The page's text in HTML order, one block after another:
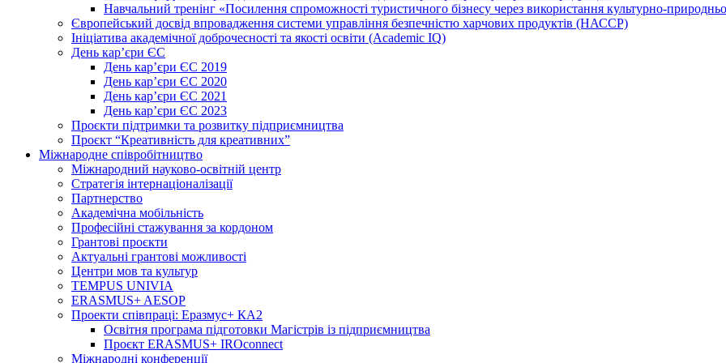
Навчальний тренінг «Посилення спроможності туристичного бізнесу через використання культурно-
Європейський досвід впровадження системи управління безпечністю харчових продуктів (НАССР)
Ініціатива академічної доброчесності та якості освіти (Academic IQ)
День кар’єри ЄС
День кар’єри ЄС 2019
День кар’єри ЄС 2020
День кар’єри ЄС 2021
День кар’єри ЄС 2023
Проєкти підтримки та розвитку підприємництва
Проєкт “Креативність для креативних”
Міжнародне співробітництво
Міжнародний науково-освітній центр
Стратегія інтернаціоналізації
Партнерство
Академічна мобільність
Професійні стажування за кордоном
Грантові проєкти
Актуальні грантові можливості
Центри мов та культур
TEMPUS UNIVIA
ERASMUS+ AESOP
Проекти співпраці: Еразмус+ КА2
Освітня програма підготовки Магістрів із підприємництва
Проєкт ERASMUS+ IROconnect
Міжнародні конференції